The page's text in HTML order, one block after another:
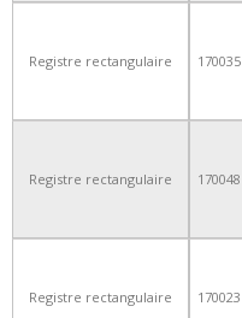
Registre rectangulaire 170035
Registre rectangulaire 170048
Registre rectangulaire 170023